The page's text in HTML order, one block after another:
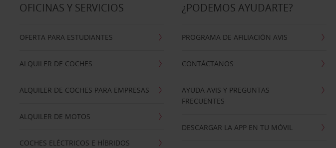
OFICINAS Y SERVICIOS
OFERTA PARA ESTUDIANTES
ALQUILER DE COCHES
ALQUILER DE COCHES PARA EMPRESAS
ALQUILER DE MOTOS
COCHES ELÉCTRICOS E HÍBRIDOS
¿PODEMOS AYUDARTE?
PROGRAMA DE AFILIACIÓN AVIS
CONTÁCTANOS
AYUDA AVIS Y PREGUNTAS
FRECUENTES
DESCARGAR LA APP EN TU MÓVIL